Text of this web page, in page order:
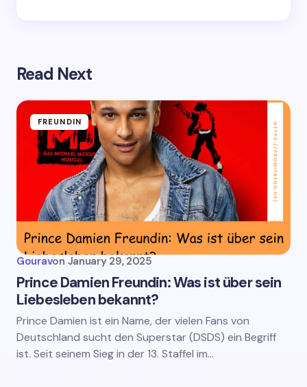
Read Next
FREUNDIN
Gouravon January 29, 2025
Prince Damien Freundin: Was ist über sein
Liebesleben bekannt?
Prince Damien ist ein Name, der vielen Fans von
Deutschland sucht den Superstar (DSDS) ein Begriff
ist. Seit seinem Sieg in der 13. Staffel im…